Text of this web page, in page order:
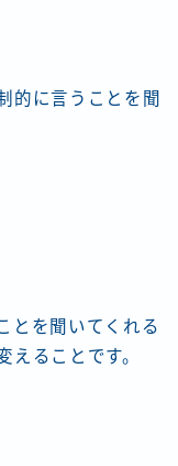
的に言うことを聞
とを聞いてくれる
えることです。